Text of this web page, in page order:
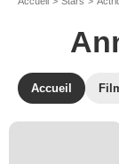
Accueil